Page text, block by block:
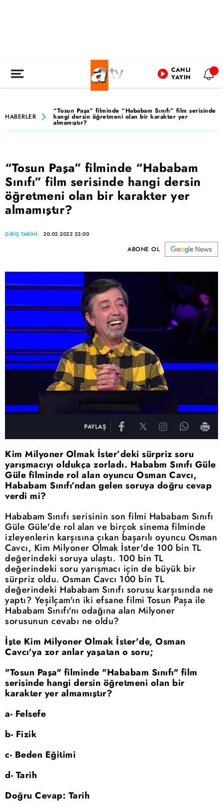
CANLI
YAYIN
HABERLER
“Tosun Paşa” filminde “Hababam Sınıfı” film serisinde
hangi dersin öğretmeni olan bir karakter yer
almamıştır?
“Tosun Paşa” filminde “Hababam
Sınıfı” film serisinde hangi dersin
öğretmeni olan bir karakter yer
almamıştır?
GİRİŞ TARİHİ: 20.02.2022 23:00
ABONE OL
PAYLAŞ
Kim Milyoner Olmak İster’deki sürpriz soru
yarışmacıyı oldukça zorladı. Hababm Sınıfı Güle
Güle filminde rol alan oyuncu Osman Cavcı,
Hababam Sınıfı’ndan gelen soruya doğru cevap
verdi mi?
Hababam Sınıfı serisinin son filmi Hababam Sınıfı
Güle Güle'de rol alan ve birçok sinema filminde
izleyenlerin karşısına çıkan başarılı oyuncu Osman
Cavcı, Kim Milyoner Olmak İster'de 100 bin TL
değerindeki soruya ulaştı. 100 bin TL
değerindeki soru yarışmacı için de büyük bir
sürpriz oldu. Osman Cavcı 100 bin TL
değerindeki Hababam Sınıfı sorusu karşısında ne
yaptı? Yeşilçam'ın iki efsane filmi Tosun Paşa ile
Hababam Sınıfı'nı odağına alan Milyoner
sorusunun cevabı ne oldu?
İşte Kim Milyoner Olmak İster'de, Osman
Cavcı'ya zor anlar yaşatan o soru;
"Tosun Paşa" filminde "Hababam Sınıfı" film
serisinde hangi dersin öğretmeni olan bir
karakter yer almamıştır?
a- Felsefe
b- Fizik
c- Beden Eğitimi
d- Tarih
Doğru Cevap: Tarih